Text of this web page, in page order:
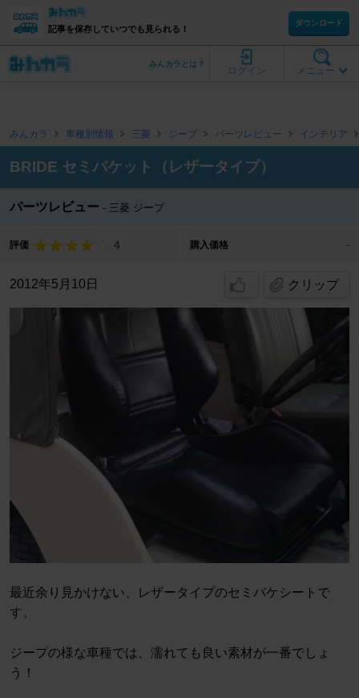
記事を保存していつでも見られる！
ダウンロード
メニュー
ログイン
みんカラとは？
みんカラ 車種別情報 三菱 ジープ パーツレビュー インテリア
BRIDE セミバケット（レザータイプ）
パーツレビュー 三菱 ジープ
評価 4 購入価格 -
2012年5月10日 クリップ
最近余り見かけない、レザータイプのセミバケシートで
す。
ジープの様な車種では、濡れても良い素材が一番でしょ
う！